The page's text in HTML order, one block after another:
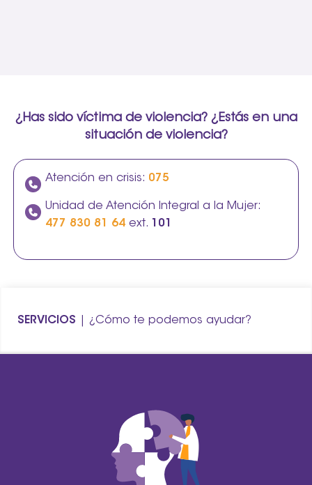
¿Has sido víctima de violencia? ¿Estás en una
situación de violencia?
Atención en crisis: 075
Unidad de Atención Integral a la Mujer:
477 830 81 64 ext. 101
SERVICIOS | ¿Cómo te podemos ayudar?